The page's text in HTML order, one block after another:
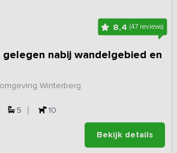
8,4 (47 reviews)
nabij wandelgebied en
Winterberg
5 10
Bekijk details